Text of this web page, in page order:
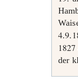
4.9.
1827
der